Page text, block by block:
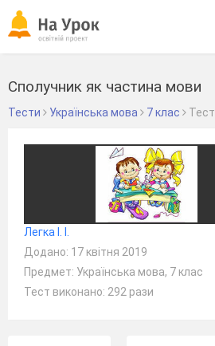
Сполучник як частина мови
Тести Українська мова 7 клас Тест
Легка І. І.
Додано: 17 квітня 2019
Предмет: Українська мова, 7 клас
Тест виконано: 292 рази